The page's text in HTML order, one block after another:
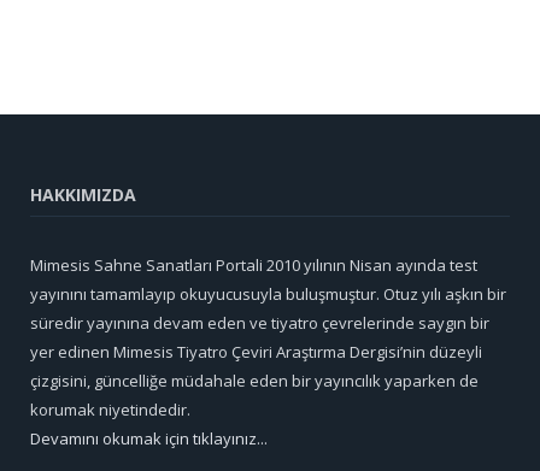
HAKKIMIZDA
Mimesis Sahne Sanatları Portali 2010 yılının Nisan ayında test
yayınını tamamlayıp okuyucusuyla buluşmuştur. Otuz yılı aşkın bir
süredir yayınına devam eden ve tiyatro çevrelerinde saygın bir
yer edinen Mimesis Tiyatro Çeviri Araştırma Dergisi’nin düzeyli
çizgisini, güncelliğe müdahale eden bir yayıncılık yaparken de
korumak niyetindedir.
Devamını okumak için tıklayınız...